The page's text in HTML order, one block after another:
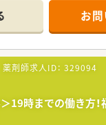
力を入れており、女性薬
ちらも学べる環境です。
えての入社も歓迎♪
お
薬剤師求人ID： 329094
＞19時までの働き方